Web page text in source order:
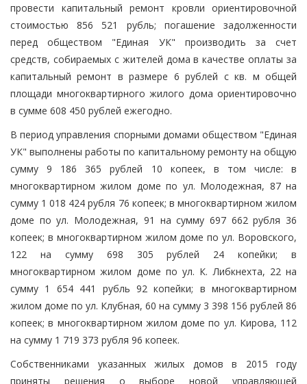
провести капитальный ремонт кровли ориентировочной
стоимостью 856 521 рубль; погашение задолженности
перед обществом "Единая УК" производить за счет
средств, собираемых с жителей дома в качестве оплаты за
капитальный ремонт в размере 6 рублей с кв. м общей
площади многоквартирного жилого дома ориентировочно
в сумме 608 450 рублей ежегодно.
В период управления спорными домами обществом "Единая
УК" выполнены работы по капитальному ремонту на общую
сумму 9 186 365 рублей 10 копеек, в том числе: в
многоквартирном жилом доме по ул. Молодежная, 87 на
сумму 1 018 424 рубля 76 копеек; в многоквартирном жилом
доме по ул. Молодежная, 91 на сумму 697 662 рубля 36
копеек; в многоквартирном жилом доме по ул. Воровского,
122 на сумму 698 305 рублей 24 копейки; в
многоквартирном жилом доме по ул. К. Либкнехта, 22 на
сумму 1 654 441 рубль 92 копейки; в многоквартирном
жилом доме по ул. Клубная, 60 на сумму 3 398 156 рублей 86
копеек; в многоквартирном жилом доме по ул. Кирова, 112
на сумму 1 719 373 рубля 96 копеек.
Собственниками указанных жилых домов в 2015 году
приняты решения о выборе новой управляющей